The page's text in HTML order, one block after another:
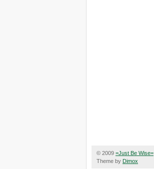
© 2009 =Just Be Wise=
Theme by Dimox